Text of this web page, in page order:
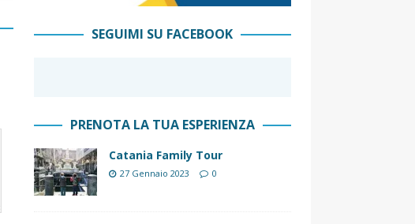
SEGUIMI SU FACEBOOK
PRENOTA LA TUA ESPERIENZA
Catania Family Tour
27 Gennaio 2023 0